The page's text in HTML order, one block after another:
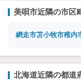
美唄市近隣の市区
網走市苫小牧市稚内
北海道近隣の都道